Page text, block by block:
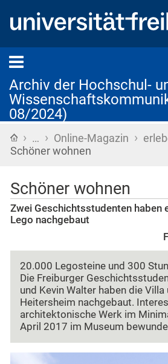
Archiv der Hochschul-
08/2024)
Startseite
› … › Online-Magazin ›
Schöner wohnen
Schöner wohnen
Zwei Geschichtsstudenten haben
Lego nachgebaut
20.000 Legosteine und 300
Die Freiburger
und Kevin Walter haben die Villa
Heitersheim nachgebaut.
architektonische Werk im
April 2017 im Museum